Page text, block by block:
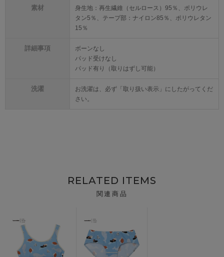
素材
身生地：再生繊維（セルロース）95％、ポリウレ
タン5％、テープ部：ナイロン85％、ポリウレタン
15％
詳細事項
ボーンなし
パッド受けなし
パッド有り（取りはずし可能）
洗濯
お洗濯は、必ず「取り扱い表示」にしたがってくだ
さい。
RELATED ITEMS
関連商品